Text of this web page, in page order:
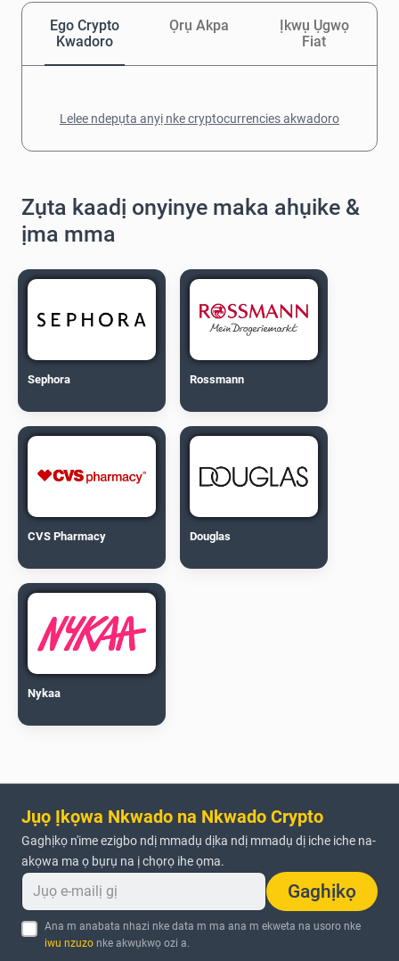
Ego Crypto
Kwadoro
Ọrụ Akpa
Ịkwụ Ụgwọ
Fiat
Lelee ndepụta anyị nke cryptocurrencies akwadoro
Zụta kaadị onyinye maka ahụike &
ịma mma
Sephora Rossmann
CVS Pharmacy Douglas
Nykaa
Jụọ Ịkọwa Nkwado na Nkwado Crypto
Gaghịkọ n'ime ezigbo ndị mmadụ dịka ndị mmadụ dị iche iche na-
akọwa ma ọ bụrụ na ị chọrọ ihe ọma.
Gaghịkọ
Ana m anabata nhazi nke data m ma ana m ekweta na usoro nke
iwu nzuzo nke akwụkwọ ozi a.